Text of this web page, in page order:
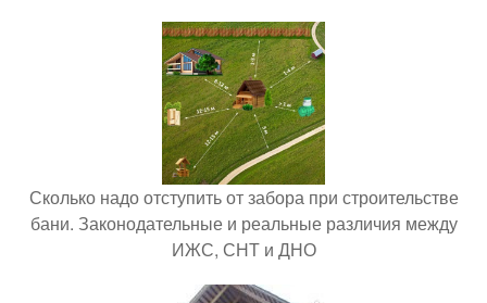
Сколько надо отступить от забора при строительстве
бани. Законодательные и реальные различия между
ИЖС, СНТ и ДНО